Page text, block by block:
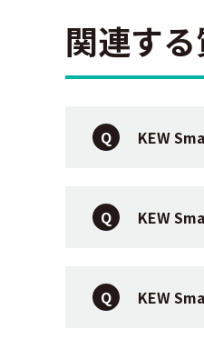
関連す
KEW
KEW
KEW